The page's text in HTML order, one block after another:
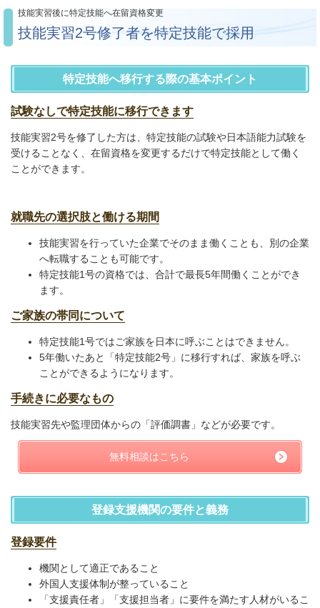
技能実習後に特定技能へ在留資格変更
技能実習2号修了者を特定技能で採用
特定技能へ移行する際の基本ポイント
試験なしで特定技能に移行できます
技能実習2号を修了した方は、特定技能の試験や日本語能力試験を
受けることなく、在留資格を変更するだけで特定技能として働く
ことができます。
就職先の選択肢と働ける期間
技能実習を行っていた企業でそのまま働くことも、別の企業
へ転職することも可能です。
特定技能1号の資格では、合計で最長5年間働くことができ
ます。
ご家族の帯同について
特定技能1号ではご家族を日本に呼ぶことはできません。
5年働いたあと「特定技能2号」に移行すれば、家族を呼ぶ
ことができるようになります。
手続きに必要なもの
技能実習先や監理団体からの「評価調書」などが必要です。
無料相談はこちら
登録支援機関の要件と義務
登録要件
機関として適正であること
外国人支援体制が整っていること
「支援責任者」「支援担当者」に要件を満たす人材がいるこ